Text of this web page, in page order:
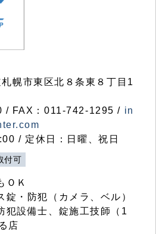
幌市東区北８条東８丁目1
/ FAX：011-742-1295 / in
/ 定休日：日曜、祝日
付可
ＯＫ
錠・防犯（カメラ、ベル）
犯設備士、錠施工技師（1
店